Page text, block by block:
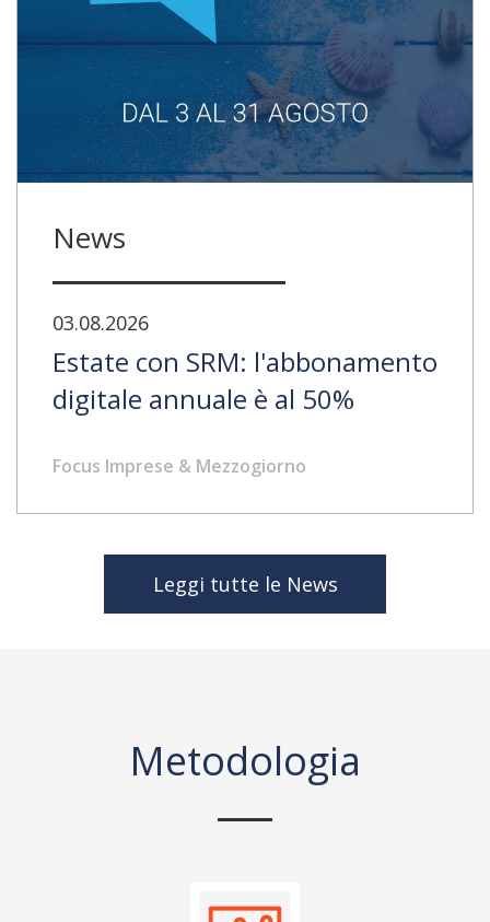
News
03.08.2026
Estate con SRM: l'abbonamento
digitale annuale è al 50%
Focus Imprese & Mezzogiorno
Leggi tutte le News
Metodologia